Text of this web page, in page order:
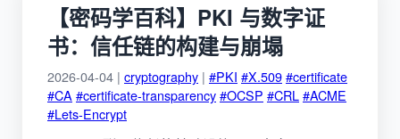
【密码学百科】PKI 与数字证
书：信任链的构建与崩塌
2026-04-04 | cryptography | #PKI #X.509#certificate
#CA #certificate-transparency#OCSP #CRL#ACME
#Lets-Encrypt